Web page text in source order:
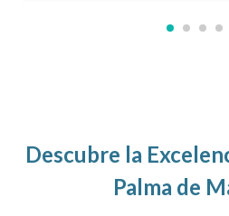
Descubre la
Palma de